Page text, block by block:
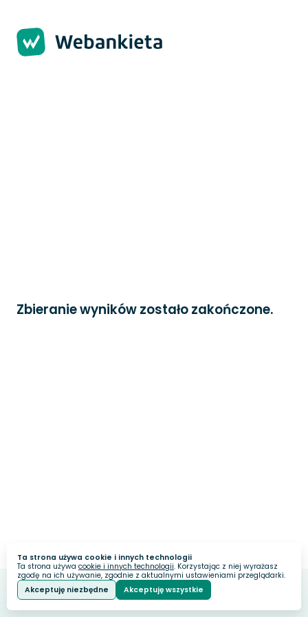
Ta strona używa cookie i innych technologii
Ta strona używa cookie i innych technologii. Korzystając z niej wyrażasz
zgodę na ich używanie, zgodnie z aktualnymi ustawieniami przeglądarki.
Akceptuję niezbędne
Akceptuję wszystkie
Zbieranie wyników zostało zakończone.
Stworzone naWebankieta